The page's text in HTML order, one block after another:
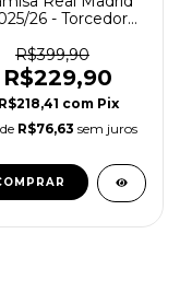
26 - Torcedor
R$399,90
R$229,90
R$218,41 com Pix
R$76,63 sem juros